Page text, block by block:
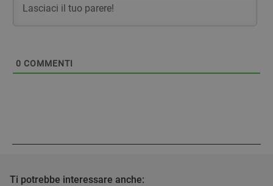
0 COMMENTI
Ti potrebbe interessare anche: